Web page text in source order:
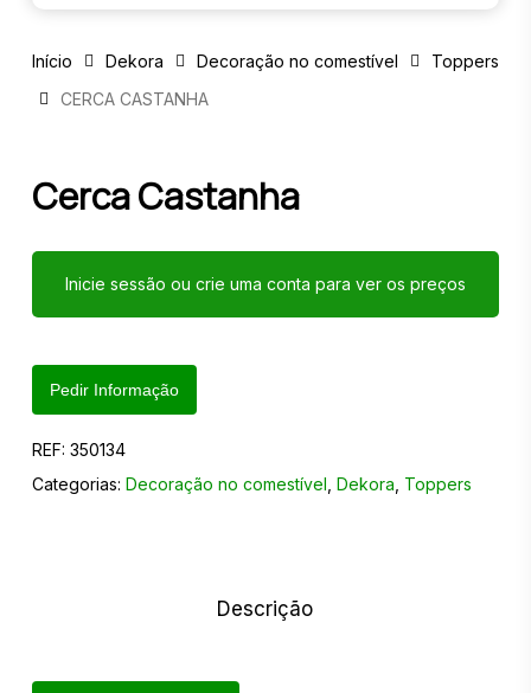
Início Dekora Decoração no comestível
Toppers
CERCA CASTANHA
Cerca Castanha
Inicie sessão ou crie uma conta para ver os preços
Pedir Informação
REF: 350134
Categorias: Decoração no comestível Dekora Toppers
Descrição